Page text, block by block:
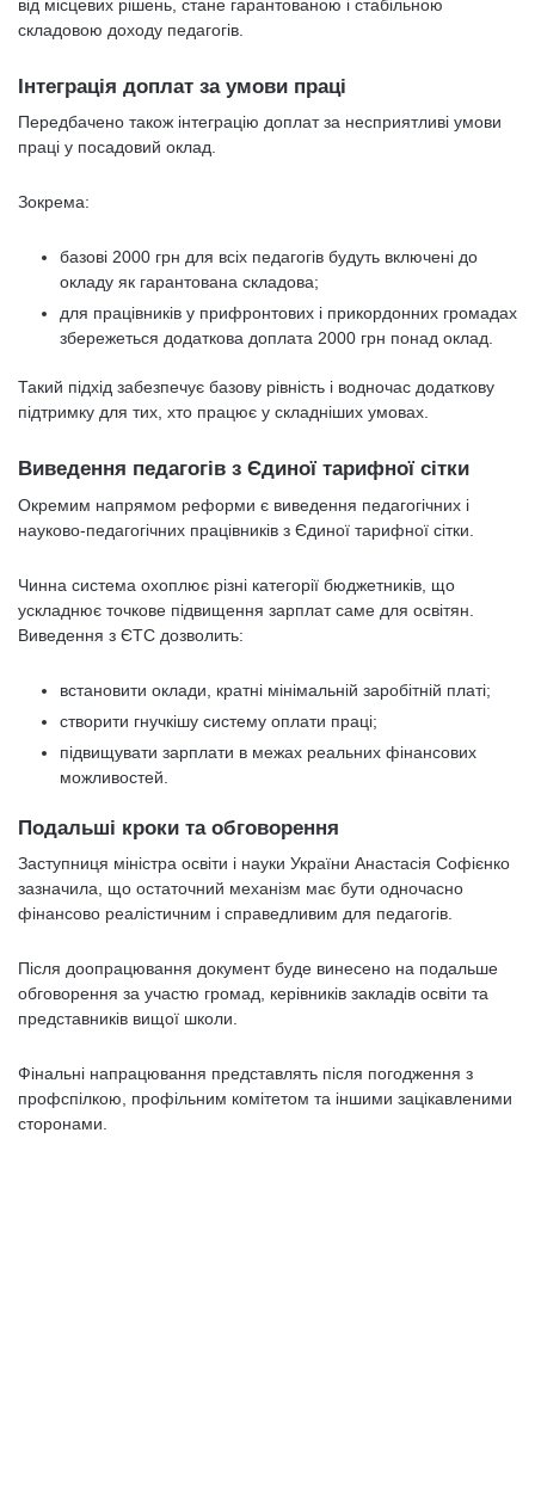
від місцевих рішень, стане гарантованою і стабільною
складовою доходу педагогів.
Інтеграція доплат за умови праці
Передбачено також інтеграцію доплат за несприятливі умови
праці у посадовий оклад.
Зокрема:
базові 2000 грн для всіх педагогів будуть включені до
окладу як гарантована складова;
для працівників у прифронтових і прикордонних громадах
збережеться додаткова доплата 2000 грн понад оклад.
Такий підхід забезпечує базову рівність і водночас додаткову
підтримку для тих, хто працює у складніших умовах.
Виведення педагогів з Єдиної тарифної сітки
Окремим напрямом реформи є виведення педагогічних і
науково-педагогічних працівників з Єдиної тарифної сітки.
Чинна система охоплює різні категорії бюджетників, що
ускладнює точкове підвищення зарплат саме для освітян.
Виведення з ЄТС дозволить:
встановити оклади, кратні мінімальній заробітній платі;
створити гнучкішу систему оплати праці;
підвищувати зарплати в межах реальних фінансових
можливостей.
Подальші кроки та обговорення
Заступниця міністра освіти і науки України Анастасія Софієнко
зазначила, що остаточний механізм має бути одночасно
фінансово реалістичним і справедливим для педагогів.
Після доопрацювання документ буде винесено на подальше
обговорення за участю громад, керівників закладів освіти та
представників вищої школи.
Фінальні напрацювання представлять після погодження з
профспілкою, профільним комітетом та іншими зацікавленими
сторонами.